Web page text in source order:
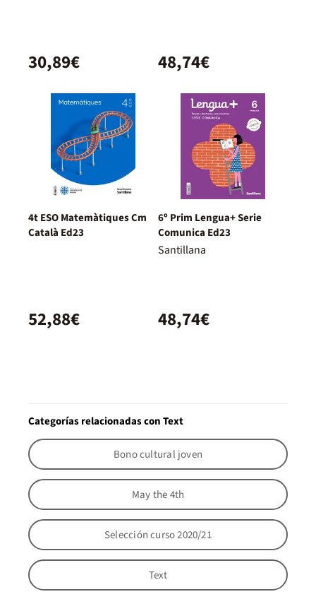
30,89€ 48,74€
4t ESO Matemàtiques Cm
Català Ed23
52,88€
6º Prim Lengua+ Serie
Comunica Ed23
Santillana
48,74€
Categorías relacionadas con Text
Bono cultural joven
May the 4th
Selección curso 2020/21
Text